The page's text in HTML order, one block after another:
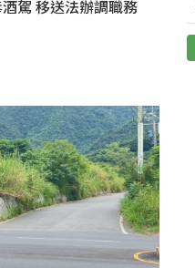
駕 移送法辦調職務